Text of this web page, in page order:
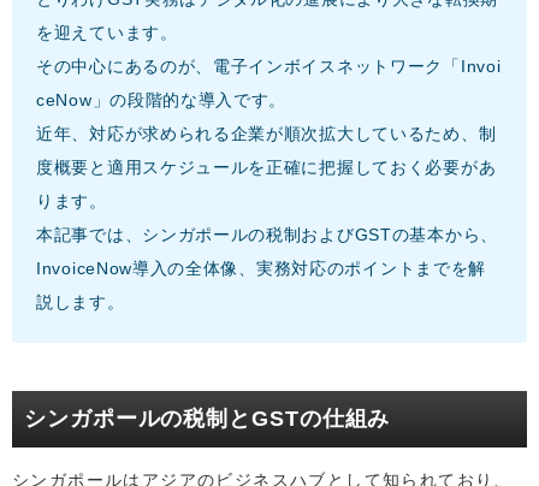
を迎えています。
その中心にあるのが、電子インボイスネットワーク「Invoi
ceNow」の段階的な導入です。
近年、対応が求められる企業が順次拡大しているため、制
度概要と適用スケジュールを正確に把握しておく必要があ
ります。
本記事では、シンガポールの税制およびGSTの基本から、
InvoiceNow導入の全体像、実務対応のポイントまでを解
説します。
シンガポールの税制とGSTの仕組み
シンガポールはアジアのビジネスハブとして知られており、